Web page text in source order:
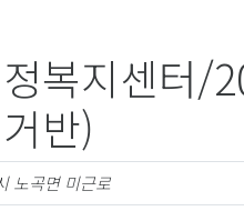
복지센터/
반)
노곡면 미근로